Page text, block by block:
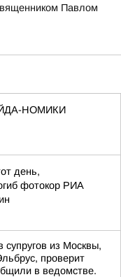
Павлом
НОМИКИ
день,
фотокор РИА
из Москвы,
проверит
в ведомстве.